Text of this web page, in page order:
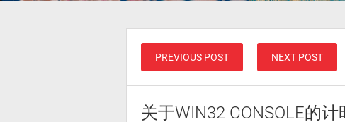
PREVIOUS POST NEXT POST
关于WIN32 CONSOLE的计